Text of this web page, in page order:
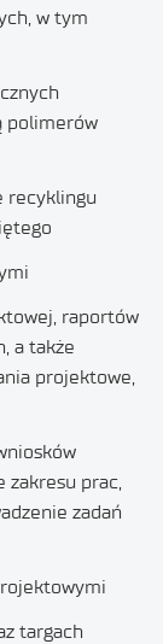
w tym
polimerów
recyklingu
raportów
a także
projektowe,
zakresu prac,
zadań
targach